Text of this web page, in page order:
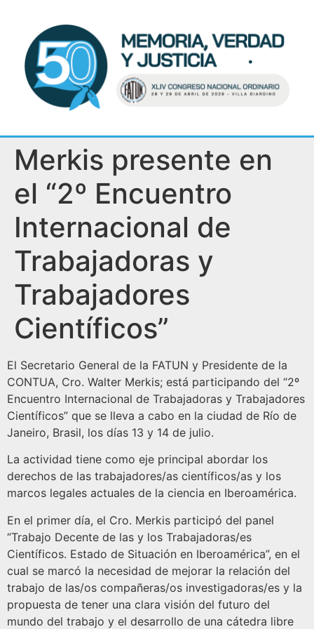
Merkis presente en
el “2º Encuentro
Internacional de
Trabajadoras y
Trabajadores
Científicos”
El Secretario General de la FATUN y Presidente de la
CONTUA, Cro. Walter Merkis; está participando del “2º
Encuentro Internacional de Trabajadoras y Trabajadores
Científicos” que se lleva a cabo en la ciudad de Río de
Janeiro, Brasil, los días 13 y 14 de julio.
La actividad tiene como eje principal abordar los
derechos de las trabajadores/as científicos/as y los
marcos legales actuales de la ciencia en Iberoamérica.
En el primer día, el Cro. Merkis participó del panel
“Trabajo Decente de las y los Trabajadoras/es
Científicos. Estado de Situación en Iberoamérica”, en el
cual se marcó la necesidad de mejorar la relación del
trabajo de las/os compañeras/os investigadoras/es y la
propuesta de tener una clara visión del futuro del
mundo del trabajo y el desarrollo de una cátedra libre